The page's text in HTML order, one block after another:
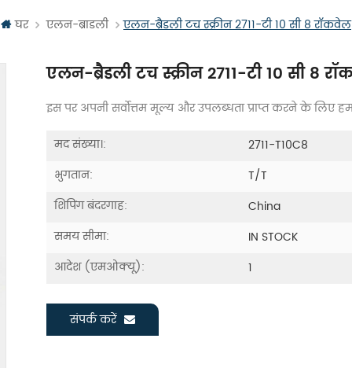
घर एलन-ब्राडली एलन-ब्रैडली टच स्क्रीन 2711-टी 10 सी 8 रॉकवेल
एलन-ब्रैडली टच स्क्रीन 2711-टी 10 सी 8
इस पर अपनी सर्वोत्तम मूल्य और उपलब्धता प्राप्त करने के लिए
मद संख्या।:
2711-T10C8
भुगतान:
T/T
शिपिंग बंदरगाह:
China
समय सीमा:
IN STOCK
आदेश (एमओक्यू):
1
संपर्क करें